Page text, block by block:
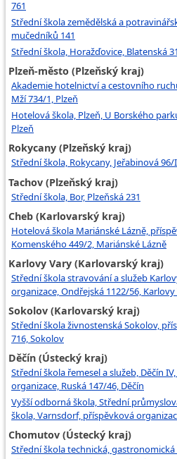
761
Střední škola zemědělská a
mučedníků 141
Střední škola, Horažďovice, Blatenská
Plzeň-město (Plzeňský kraj)
Akademie hotelnictví a cestovního
Mží 734/1, Plzeň
Hotelová škola, Plzeň, U Borského
Plzeň
Rokycany (Plzeňský kraj)
Střední škola, Rokycany, Jeřabinová 96/
Tachov (Plzeňský kraj)
Střední škola, Bor, Plzeňská 231
Cheb (Karlovarský kraj)
Hotelová škola Mariánské Lázně,
Komenského 449/2, Mariánské Lázně
Karlovy Vary (Karlovarský kraj)
Střední škola stravování a služeb
organizace, Ondřejská 1122/56, Karlovy
Sokolov (Karlovarský kraj)
Střední škola živnostenská Sokolov,
716, Sokolov
Děčín (Ústecký kraj)
Střední škola řemesel a služeb, Děčín
organizace, Ruská 147/46, Děčín
Vyšší odborná škola, Střední
škola, Varnsdorf, příspěvková
Chomutov (Ústecký kraj)
Střední škola technická,